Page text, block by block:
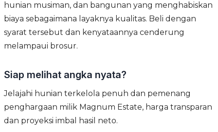
hunian musiman, dan bangunan yang menghabiskan
biaya sebagaimana layaknya kualitas. Beli dengan
syarat tersebut dan kenyataannya cenderung
melampaui brosur.
Siap melihat angka nyata?
Jelajahi hunian terkelola penuh dan pemenang
penghargaan milik Magnum Estate, harga transparan
dan proyeksi imbal hasil neto.